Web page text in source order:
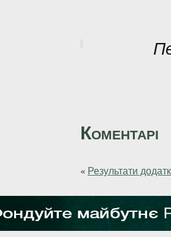
Коментарі
« Результати